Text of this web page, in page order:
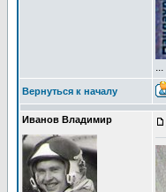
...
Вернуться к началу
Иванов Владимир